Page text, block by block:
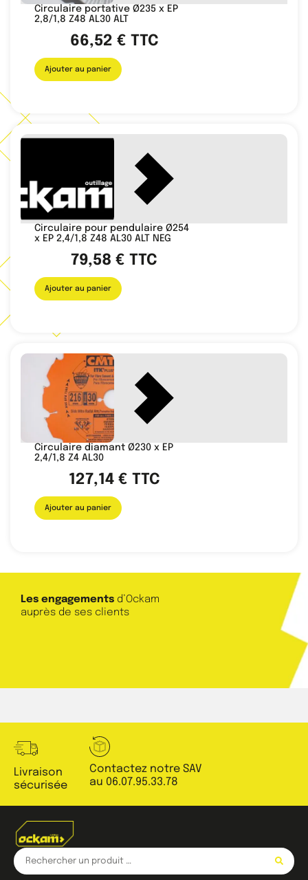
Circulaire portative Ø235 x EP
2,8/1,8 Z48 AL30 ALT
66,52 € TTC
Ajouter au panier
Circulaire pour pendulaire Ø254
x EP 2,4/1,8 Z48 AL30 ALT NEG
79,58€ TTC
Ajouter au panier
Circulaire diamant Ø230 x EP
2,4/1,8 Z4 AL30
127,14 € TTC
Ajouter au panier
Les engagements d’Ockam
auprès de ses clients
Livraison
sécurisée
Contactez notre SAV
au 06.07.95.33.78